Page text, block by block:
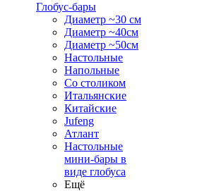
Глобус-бары
Диаметр ~30 см
Диаметр ~40см
Диаметр ~50см
Настольные
Напольные
Со столиком
Итальянские
Китайские
Jufeng
Атлант
Настольные
мини-бары в
виде глобуса
Ещё